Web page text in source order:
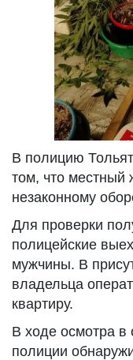
В полицию
том, что местный
незаконному
Для проверки
полицейские
мужчины. В
владельца
квартиру.
В ходе осмотра в
полиции